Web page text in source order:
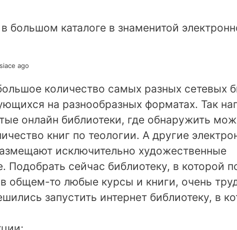
в большом каталоге в знаменитой
ago
количество самых разных сетевых
на разнообразных форматах. Так
онлайн библиотеки, где обнаружить
книг по теологии. А другие
исключительно художественные
Подобрать сейчас библиотеку, в которой
общем-то любые курсы и книги, очень
запустить интернет библиотеку, в